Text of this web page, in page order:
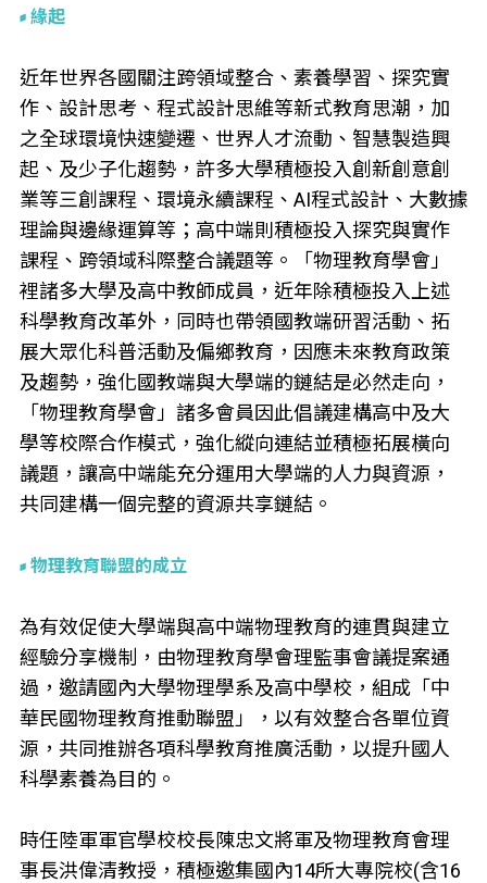
緣起
近年世界各國關注跨領域整合、素養學習、探究實
作、設計思考、程式設計思維等新式教育思潮，加
之全球環境快速變遷、世界人才流動、智慧製造興
起、及少子化趨勢，許多大學積極投入創新創意創
業等三創課程、環境永續課程、AI程式設計、大數據
理論與邊緣運算等；高中端則積極投入探究與實作
課程、跨領域科際整合議題等。「物理教育學會」
裡諸多大學及高中教師成員，近年除積極投入上述
科學教育改革外，同時也帶領國教端研習活動、拓
展大眾化科普活動及偏鄉教育，因應未來教育政策
及趨勢，強化國教端與大學端的鏈結是必然走向，
「物理教育學會」諸多會員因此倡議建構高中及大
學等校際合作模式，強化縱向連結並積極拓展橫向
議題，讓高中端能充分運用大學端的人力與資源，
共同建構一個完整的資源共享鏈結。
物理教育聯盟的成立
為有效促使大學端與高中端物理教育的連貫與建立
經驗分享機制，由物理教育學會理監事會議提案通
過，邀請國內大學物理學系及高中學校，組成「中
華民國物理教育推動聯盟」，以有效整合各單位資
源，共同推辦各項科學教育推廣活動，以提升國人
科學素養為目的。
時任陸軍軍官學校校長陳忠文將軍及物理教育會理
事長洪偉清教授，積極邀集國內14所大專院校(含16